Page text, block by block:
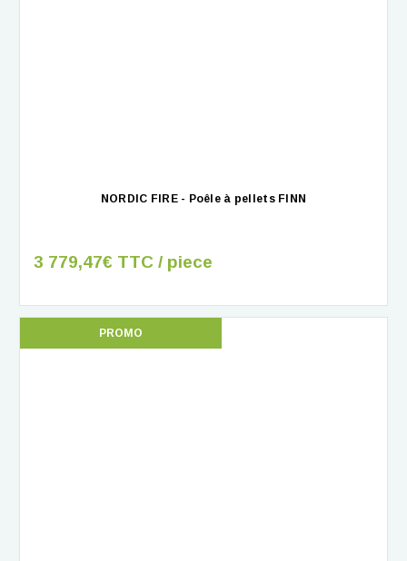
NORDIC FIRE - Poêle à pellets FINN
3 779,47€ TTC / piece
PROMO